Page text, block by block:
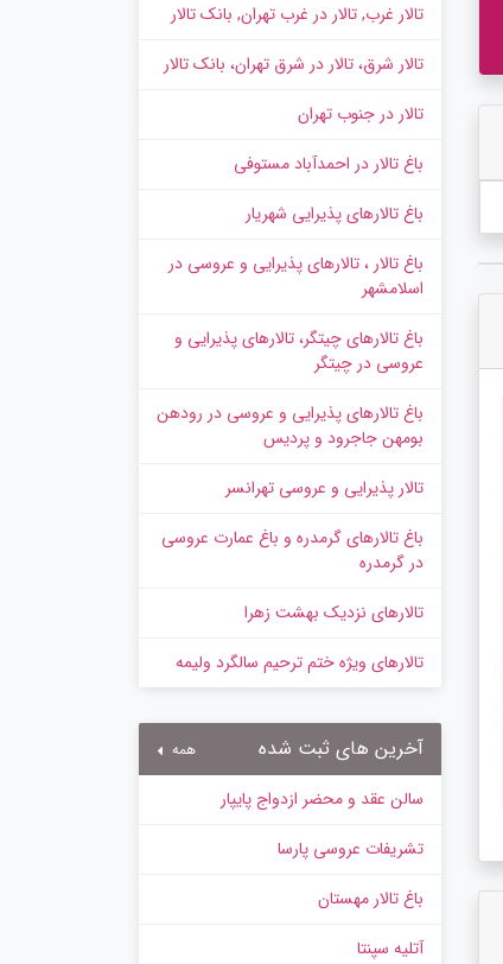
تالار غرب, تالار در غرب تهران, بانک تالار
تالار شرق، تالار در شرق تهران، بانک تالار
تالار در جنوب تهران
باغ تالار در احمدآباد مستوفی
باغ تالارهای پذیرایی شهریار
باغ تالار ، تالارهای پذیرایی و عروسی در
اسلامشهر
باغ تالارهای چیتگر، تالارهای پذیرایی و
عروسی در چیتگر
باغ تالارهای پذیرایی و عروسی در رودهن
بومهن جاجرود و پردیس
تالار پذیرایی و عروسی تهرانسر
باغ تالارهای گرمدره و باغ عمارت عروسی
در گرمدره
تالارهای نزدیک بهشت زهرا
تالارهای ویژه ختم ترحیم سالگرد ولیمه
آخرین های ثبت شده همه
سالن عقد و محضر ازدواج پایپار
تشریفات عروسی پارسا
باغ تالار مهستان
آتلیه سپنتا